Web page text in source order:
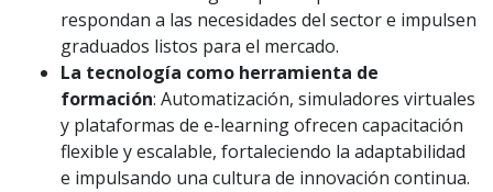
respondan a las necesidades del sector e impulsen
graduados listos para el mercado.
La tecnología como herramienta de
formación: Automatización, simuladores virtuales
y plataformas de e-learning ofrecen capacitación
flexible y escalable, fortaleciendo la adaptabilidad
e impulsando una cultura de innovación continua.